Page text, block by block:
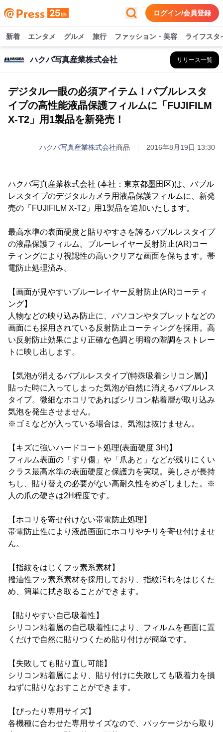
ログイン/会員登録
新着 エンタメ グルメ 旅行 ファッション・美容 ライフスタ
ハクバ写真産業株式会社 リリース一覧
デジタル一眼の必須アイテム！バブルレスタ
イプの高性能液晶保護フィルムに「FUJIFILM
X-T2」用1製品を新発売！
ハクバ写真産業株式会社商品 2016年8月19日 13:30
ハクバ写真産業株式会社 (本社：東京都墨田区)は、バブル
レスタイプのデジタルカメラ用液晶保護フィルムに、新発
売の「FUJIFILM X-T2」用1製品を追加いたします。
最高水準の表面硬度と貼りやすさを誇るバブルレスタイプ
の液晶保護フィルム。ブルーレイヤー反射防止(AR)コー
ティングにより視認性の高いクリアな画面を保ちます。帯
電防止処理済み。
【画面が見やすいブルーレイヤー反射防止(AR)コーティ
ング】
人物などの映り込み防止に、パソコンやタブレットなどの
画面にも採用されている反射防止コーティングを採用。高
い反射防止効果により正確な色調と明暗の階調をストレー
トに映し出します。
【気泡が消えるバブルレスタイプ(特殊吸着シリコン層)】
貼った時に入ってしまった気泡が自然に消えるバブルレス
タイプ。微細なホコリであればシリコン粘着層が取り込み
気泡を発生させません。
※ゴミなどが入っている場合は、気泡は抜けません。
【キズに強いハードコート処理(表面硬度 3H)】
フィルム表面の「すり傷」や「爪あと」などが残りにくい
クラス最高水準の表面硬度と保護力を実現。美しさが長持
ちし、貼り替えの必要がない高耐久性をめざしました。※
人の爪の硬さは2H程度です。
【ホコリを寄せ付けない帯電防止処理】
帯電防止性により液晶画面にホコリやチリを寄せ付けませ
ん。
【指紋をはじくフッ素系素材】
撥油性フッ素系素材を採用しており、指紋汚れをはじくた
め、簡単に拭き取ることができます。
【貼りやすい自己吸着性】
シリコン粘着層の自己吸着性により、フィルムを画面に置
くだけで自然に貼りつくため貼り付けが簡単です。
【失敗しても貼り直し可能】
シリコン粘着層により、貼り付けに失敗しても吸着力を損
ねずに貼りなおすことができます。
【ぴったり専用サイズ】
各機種に合わせた専用サイズなので、パッケージから取り